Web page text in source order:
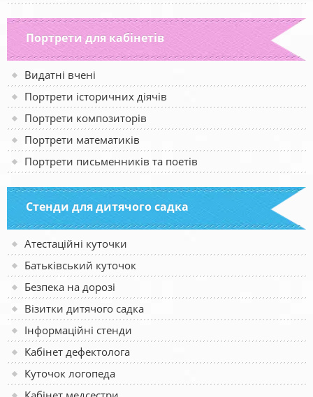
Портрети для кабінетів
Видатні вчені
Портрети історичних діячів
Портрети композиторів
Портрети математиків
Портрети письменників та поетів
Стенди для дитячого садка
Атестаційні куточки
Батьківський куточок
Безпека на дорозі
Візитки дитячого садка
Інформаційні стенди
Кабінет дефектолога
Куточок логопеда